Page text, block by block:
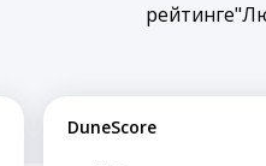
рейтинге
DuneScore